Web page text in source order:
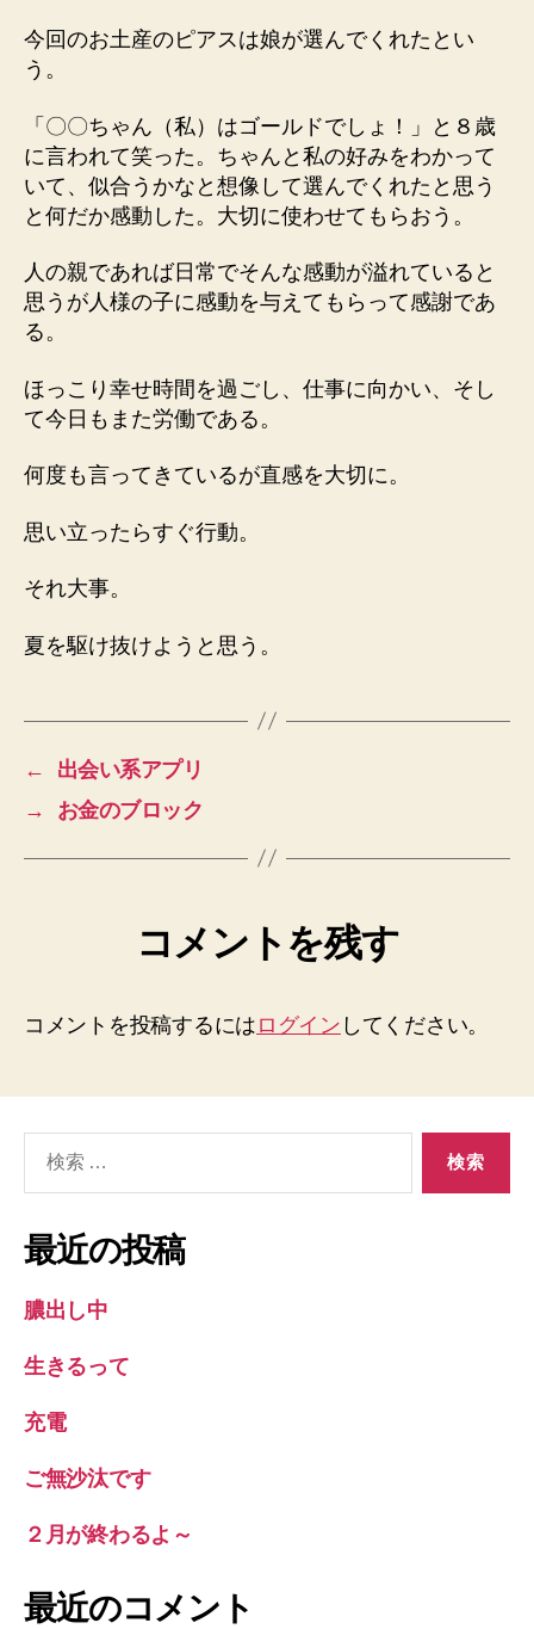
今回のお土産のピアスは娘が選んでくれたとい
う。
「〇〇ちゃん（私）はゴールドでしょ！」と８歳
に言われて笑った。ちゃんと私の好みをわかって
いて、似合うかなと想像して選んでくれたと思う
と何だか感動した。大切に使わせてもらおう。
人の親であれば日常でそんな感動が溢れていると
思うが人様の子に感動を与えてもらって感謝であ
る。
ほっこり幸せ時間を過ごし、仕事に向かい、そし
て今日もまた労働である。
何度も言ってきているが直感を大切に。
思い立ったらすぐ行動。
それ大事。
夏を駆け抜けようと思う。
←
出会い系アプリ
→
お金のブロック
コメントを残す
コメントを投稿するには ログイン してください。
象:
最近の投稿
膿出し中
生きるって
充電
ご無沙汰です
２月が終わるよ～
最近のコメント